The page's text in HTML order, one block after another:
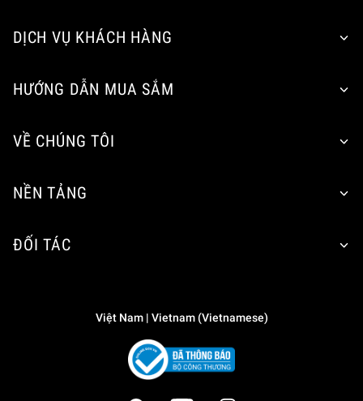
DỊCH VỤ KHÁCH HÀNG
HƯỚNG DẪN MUA SẮM
VỀ CHÚNG TÔI
NỀN TẢNG
ĐỐI TÁC
Việt Nam | Vietnam (Vietnamese)